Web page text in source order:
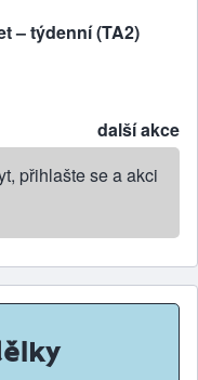
– týdenní (TA2)
další akce
přihlašte se a akci